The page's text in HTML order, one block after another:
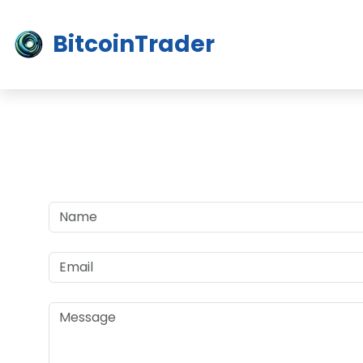
BitcoinTrader